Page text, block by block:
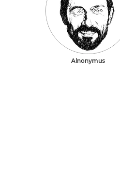
Alnonymus